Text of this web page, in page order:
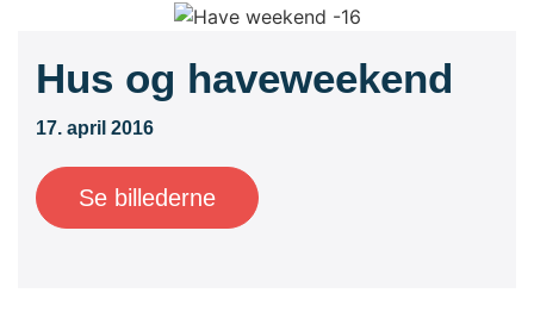
Hus og haveweekend
17. april 2016
Se billederne